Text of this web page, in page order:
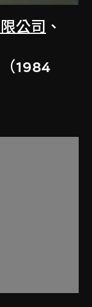
公司 、
1984